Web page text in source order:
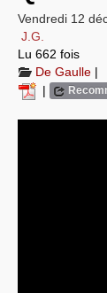
Gouvernance
International
Résistances
Vendredi 12
J.G.
Lu 662 fois
De Gaulle |
|